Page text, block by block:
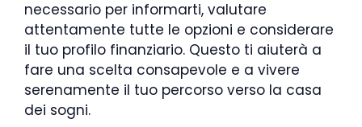
necessario per informarti, valutare
attentamente tutte le opzioni e considerare
il tuo profilo finanziario. Questo ti aiuterà a
fare una scelta consapevole e a vivere
serenamente il tuo percorso verso la casa
dei sogni.